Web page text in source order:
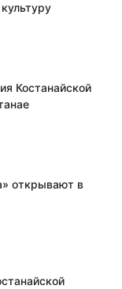
Костанайской
открывают в